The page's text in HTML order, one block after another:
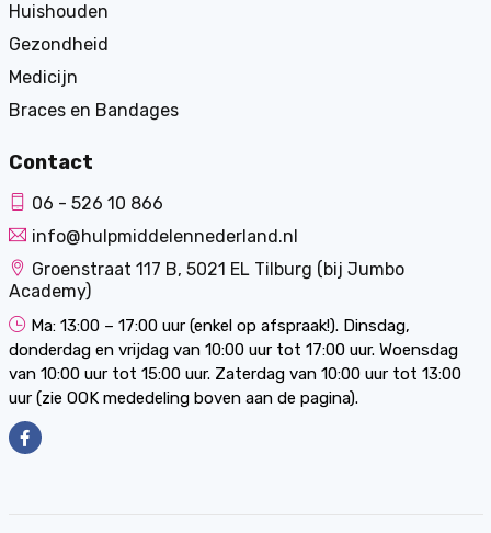
Huishouden
Gezondheid
Medicijn
Braces en Bandages
Contact
06 - 526 10 866
info@hulpmiddelennederland.nl
Groenstraat 117 B, 5021 EL Tilburg (bij Jumbo
Academy)
Ma: 13:00 – 17:00 uur (enkel op afspraak!). Dinsdag,
donderdag en vrijdag van 10:00 uur tot 17:00 uur. Woensdag
van 10:00 uur tot 15:00 uur. Zaterdag van 10:00 uur tot 13:00
uur (zie OOK mededeling boven aan de pagina).